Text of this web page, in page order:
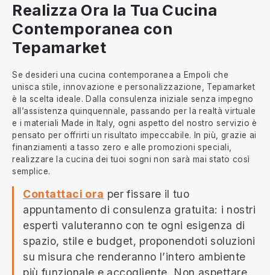
Realizza Ora la Tua Cucina
Contemporanea con
Tepamarket
Se desideri una cucina contemporanea a Empoli che
unisca stile, innovazione e personalizzazione, Tepamarket
è la scelta ideale. Dalla consulenza iniziale senza impegno
all’assistenza quinquennale, passando per la realtà virtuale
e i materiali Made in Italy, ogni aspetto del nostro servizio è
pensato per offrirti un risultato impeccabile. In più, grazie ai
finanziamenti a tasso zero e alle promozioni speciali,
realizzare la cucina dei tuoi sogni non sarà mai stato così
semplice.
Contattaci ora per fissare il tuo
appuntamento di consulenza gratuita: i nostri
esperti valuteranno con te ogni esigenza di
spazio, stile e budget, proponendoti soluzioni
su misura che renderanno l’intero ambiente
più funzionale e accogliente. Non aspettare